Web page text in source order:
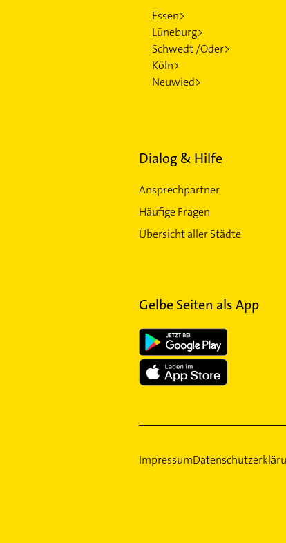
Essen>
Lüneburg>
Schwedt /Oder>
Köln>
Neuwied>
Dialog & Hilfe
Ansprechpartner
Häufige Fragen
Übersicht aller Städte
Gelbe Seiten als App
Impressum